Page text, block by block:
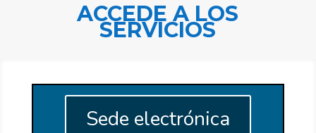
ACCEDE A LOS
SERVICIOS
Sede electrónica